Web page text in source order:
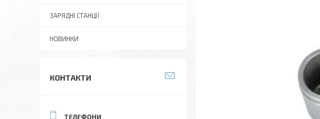
ЗАРЯДНІ СТАНЦІЇ
НОВИНКИ
КОНТАКТИ